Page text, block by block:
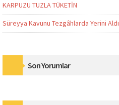
KARPUZU TUZLA TÜKETİN
Süreyya Kavunu Tezgâhlarda Yerini Aldı
Son Yorumlar